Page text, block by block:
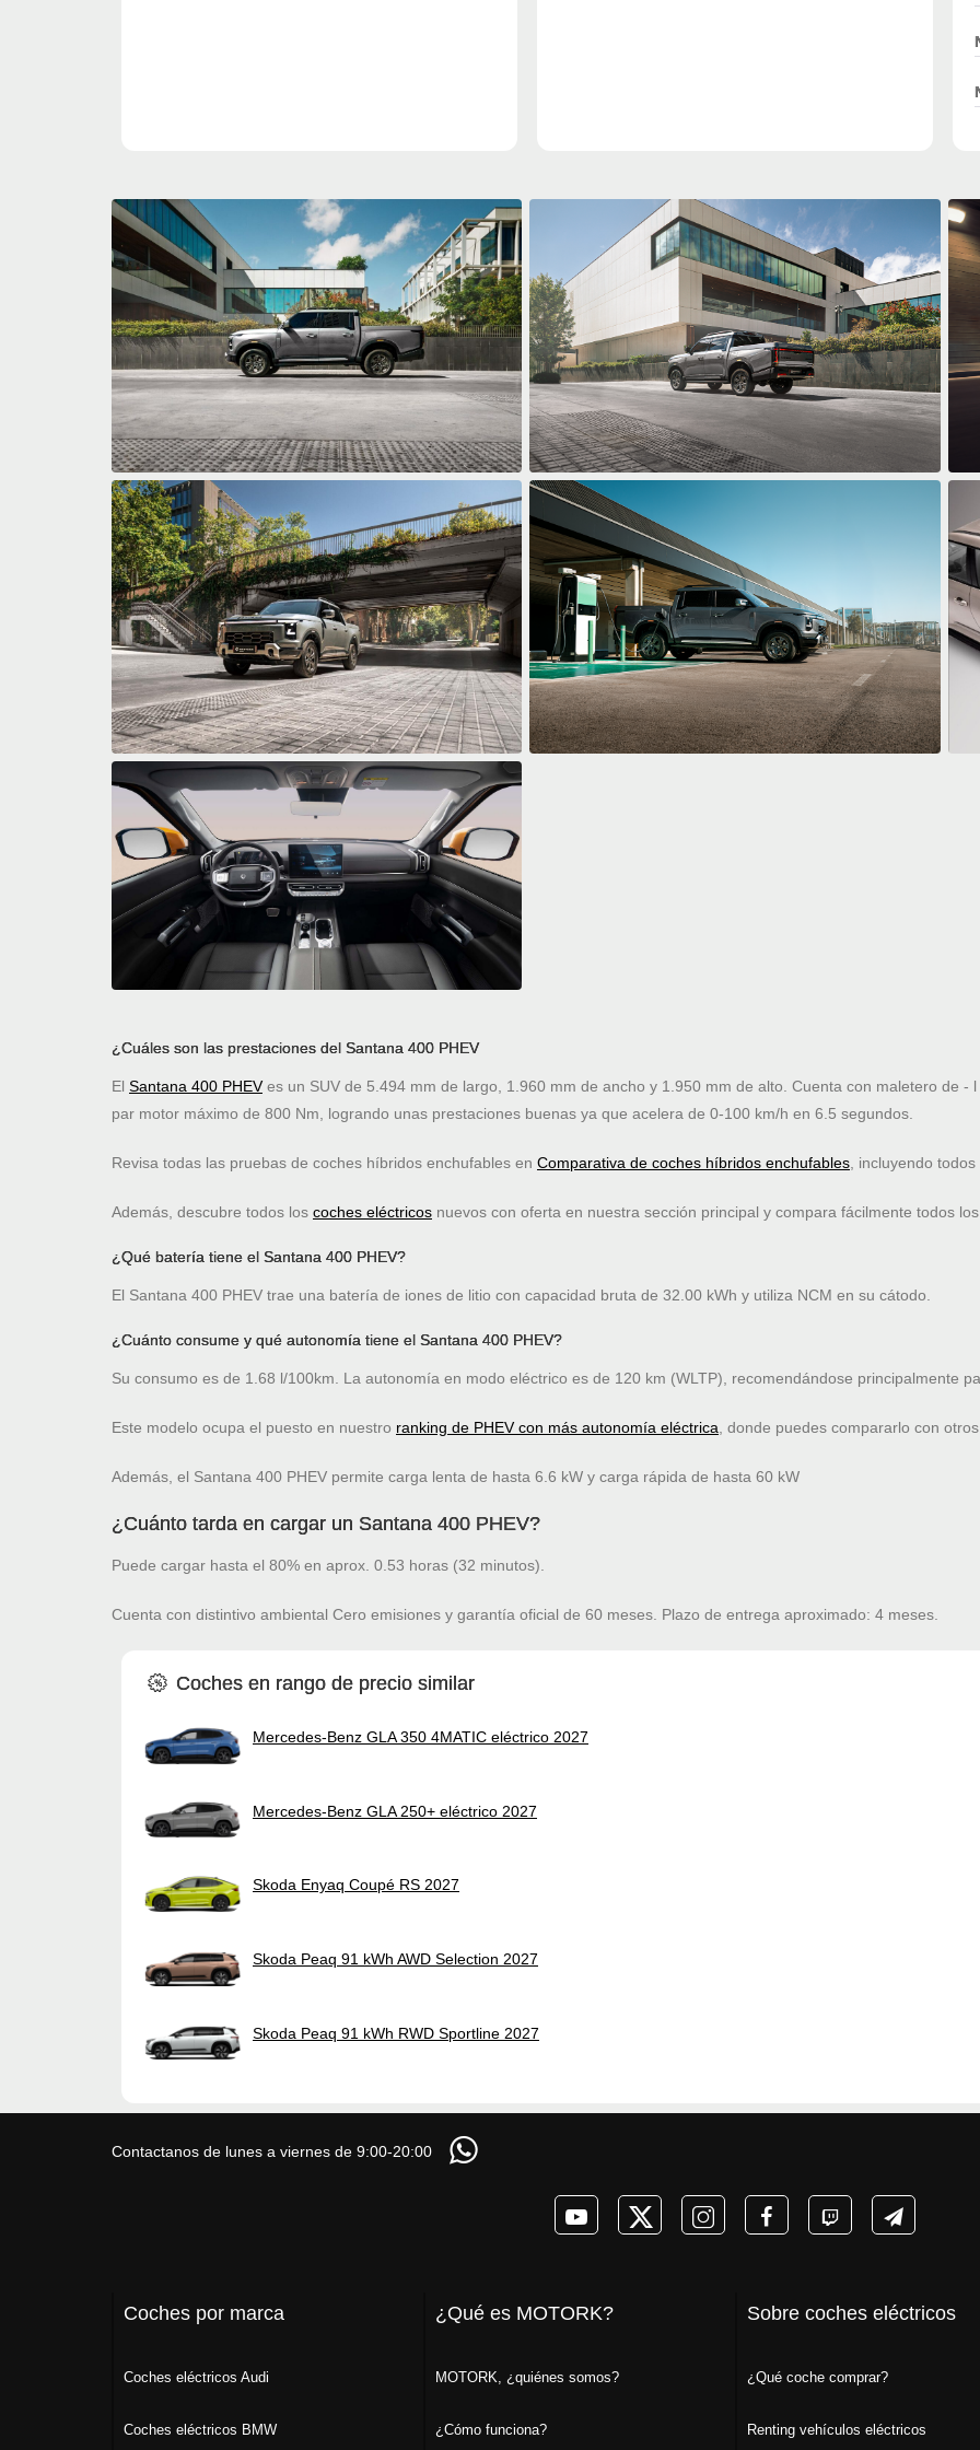
¿Cuáles son las prestaciones del Santana 400 PHEV
El Santana 400 PHEVes un SUV de 5.494 mm de largo, 1.960 mm de ancho y 1.950 mm de alto. Cuenta con maletero de -
par motor máximo de 800 Nm, logrando unas prestaciones buenas ya que acelera de 0-100 km/h en 6.5 segundos.
Revisa todas las pruebas de coches híbridos enchufables en Comparativa de coches híbridos enchufables , incluyendo
Además, descubre todos los coches eléctricos nuevos con oferta en nuestra sección principal y compara fácilmente todos
¿Qué batería tiene el Santana 400 PHEV?
El Santana 400 PHEV trae una batería de iones de litio con capacidad bruta de 32.00 kWh y utiliza NCM en su cátodo.
¿Cuánto consume y qué autonomía tiene el Santana 400 PHEV?
Su consumo es de 1.68 l/100km. La autonomía en modo eléctrico es de 120 km (WLTP), recomendándose principalmente
Este modelo ocupa el puesto en nuestro ranking de PHEV con más autonomía eléctrica , donde puedes compararlo con
Además, el Santana 400 PHEV permite carga lenta de hasta 6.6 kW y carga rápida de hasta 60 kW
¿Cuánto tarda en cargar un Santana 400 PHEV?
Puede cargar hasta el 80% en aprox. 0.53 horas (32 minutos).
Cuenta con distintivo ambiental Cero emisiones y garantía oficial de 60 meses. Plazo de entrega aproximado: 4 meses.
Coches en rango de precio similar
Mercedes-Benz GLA 350 4MATIC eléctrico 2027
Mercedes-Benz GLA 250+ eléctrico 2027
Skoda Enyaq Coupé RS 2027
Skoda Peaq 91 kWh AWD Selection 2027
Skoda Peaq 91 kWh RWD Sportline 2027
Contactanos de lunes a viernes de 9:00-20:00
Coches por marca
Coches eléctricos Audi
Coches eléctricos BMW
¿Qué es MOTORK?
MOTORK, ¿quiénes somos?
¿Cómo funciona?
Sobre coches eléctricos
¿Qué coche comprar?
Renting vehículos eléctricos